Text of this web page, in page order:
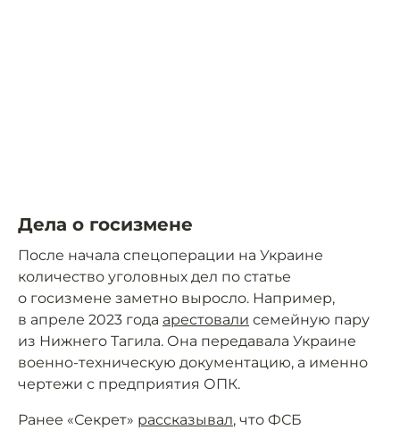
Дела о госизмене
После начала спецоперации на Украине
количество уголовных дел по статье
о госизмене заметно выросло. Например,
в апреле 2023 года арестовали семейную пару
из Нижнего Тагила. Она передавала Украине
военно-техническую документацию, а именно
чертежи с предприятия ОПК.
Ранее «Секрет» рассказывал, что ФСБ